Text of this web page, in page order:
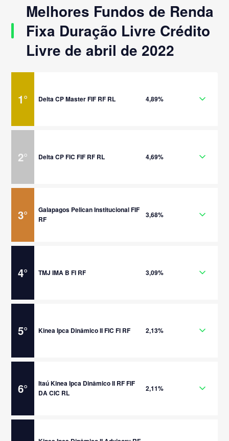
Melhores Fundos de Renda
Fixa Duração Livre Crédito
Livre de abril de 2022
1° Delta CP Master FIF RF RL 4,89%
2° Delta CP FIC FIF RF RL 4,69%
3°
Galapagos Pelican Institucional FIF
RF
3,68%
4° TMJ IMA B FI RF 3,09%
5° Kinea Ipca Dinâmico II FIC FI RF 2,13%
6°
Itaú Kinea Ipca Dinâmico II RF FIF
DA CIC RL
2,11%